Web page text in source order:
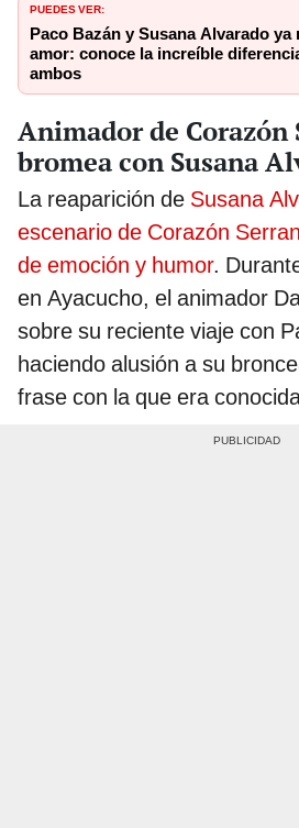
PUEDES VER:
Paco Bazán y Susana Alvarado ya
amor: conoce la increíble
ambos
Animador de Corazón
bromea con Susana
La reaparición de Susana
escenario de Corazón
de emoción y humor.
en Ayacucho, el animador
sobre su reciente viaje con
haciendo alusión a su
frase con la que era